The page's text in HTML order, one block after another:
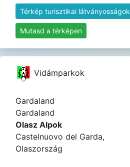
Térkép turisztikai látványosságok
Mutasd a térképen
Vidámparkok
Gardaland
Gardaland
Olasz Alpok
Castelnuovo del Garda,
Olaszország